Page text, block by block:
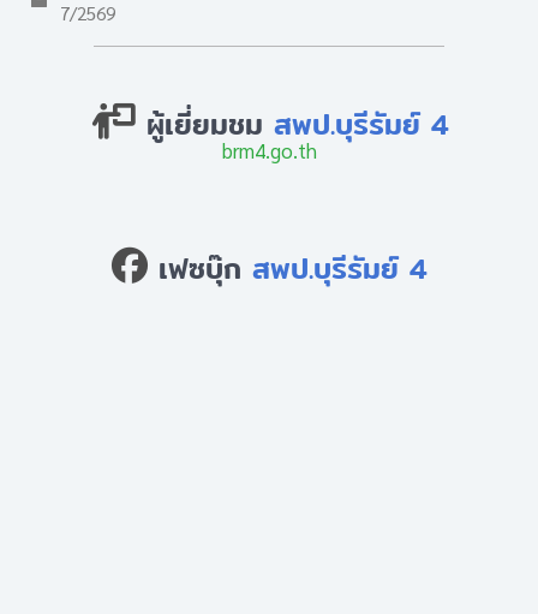
7/2569
ผู้เยี่ยมชม สพป.บุรีรัมย์ 4
brm4.go.th
เฟซบุ๊ก สพป.บุรีรัมย์ 4